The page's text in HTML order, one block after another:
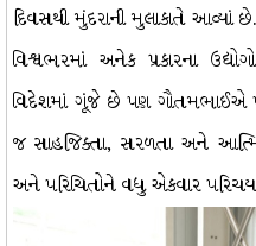
દિવસથી મુંદરાની મુલાકાતે આવ્યાં છે.
વિશ્વભરમાં અનેક પ્રકારના
વિદેશમાં ગૂંજે છે પણ ગૌતમભાઈએ
જ સાહજિક્તા, સરળતા અને
અને પરિચિતોને વધુ એકવાર